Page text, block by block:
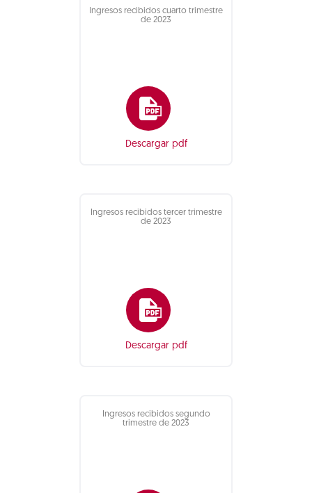
Ingresos recibidos cuarto trimestre
de 2023
Descargar pdf
Ingresos recibidos tercer trimestre
de 2023
Descargar pdf
Ingresos recibidos segundo
trimestre de 2023